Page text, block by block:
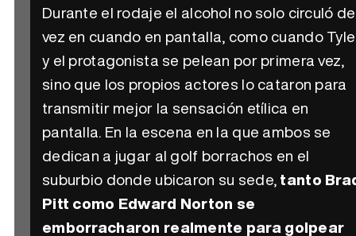
Durante el rodaje el alcohol no solo circuló de
vez en cuando en pantalla, como cuando
y el protagonista se pelean por primera vez,
sino que los propios actores lo cataron para
transmitir mejor la sensación etílica en
pantalla. En la escena en la que ambos se
dedican a jugar al golf borrachos en el
suburbio donde ubicaron su sede,tanto
Pitt como Edward Norton se
emborracharon realmente para golpear